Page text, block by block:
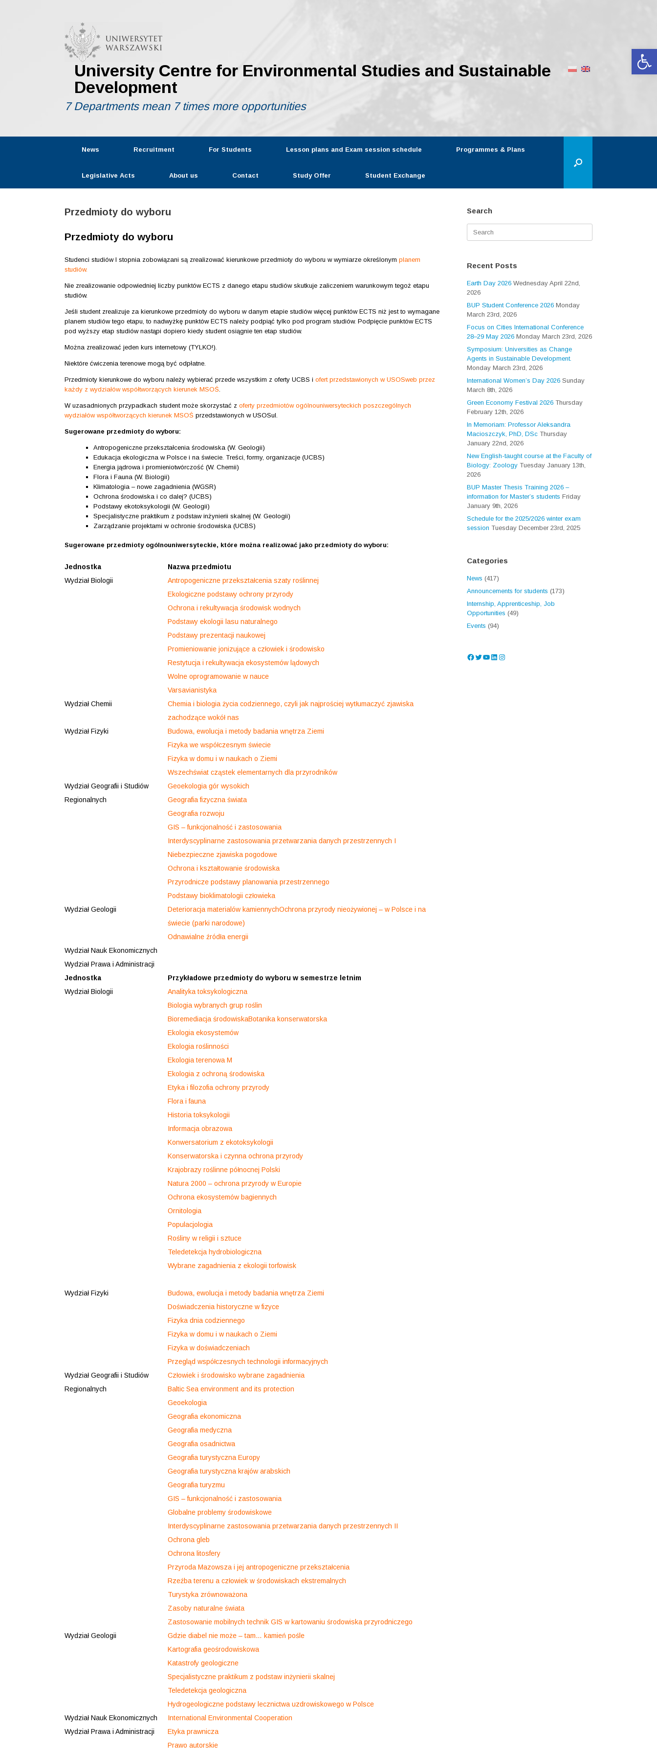
University Centre for Environmental Studies and Sustainable
Development
7 Departments mean 7 times more opportunities
News Recruitment For Students Lesson plans and Exam session schedule Programmes & Plans
Legislative Acts About us Contact Study Offer Student Exchange
Przedmioty do wyboru
Przedmioty do wyboru
Studenci studiów I stopnia zobowiązani są zrealizować kierunkowe przedmioty do wyboru w wymiarze określonym planem
studiów.
Nie zrealizowanie odpowiedniej liczby punktów ECTS z danego etapu studiów skutkuje zaliczeniem warunkowym tegoż etapu
studiów.
Jeśli student zrealizuje za kierunkowe przedmioty do wyboru w danym etapie studiów więcej punktów ECTS niż jest to wymagane
planem studiów tego etapu, to nadwyżkę punktów ECTS należy podpiąć tylko pod program studiów. Podpięcie punktów ECTS
pod wyższy etap studiów nastąpi dopiero kiedy student osiągnie ten etap studiów.
Można zrealizować jeden kurs internetowy (TYLKO!).
Niektóre ćwiczenia terenowe mogą być odpłatne.
Przedmioty kierunkowe do wyboru należy wybierać przede wszystkim z oferty UCBS i ofert przedstawionych w USOSweb przez
każdy z wydziałów współtworzących kierunek MSOŚ
W uzasadnionych przypadkach student może skorzystać z oferty przedmiotów ogólnouniwersyteckich poszczególnych
wydziałów współtworzących kierunek MSOŚ przedstawionych w USOSul.
Sugerowane przedmioty do wyboru:
Antropogeniczne przekształcenia środowiska (W. Geologii)
Edukacja ekologiczna w Polsce i na świecie. Treści, formy, organizacje (UCBS)
Energia jądrowa i promieniotwórczość (W. Chemii)
Flora i Fauna (W. Biologii)
Klimatologia – nowe zagadnienia (WGSR)
Ochrona środowiska i co dalej? (UCBS)
Podstawy ekotoksykologii (W. Geologii)
Specjalistyczne praktikum z podstaw inżynierii skalnej (W. Geologii)
Zarządzanie projektami w ochronie środowiska (UCBS)
Sugerowane przedmioty ogólnouniwersyteckie, które można realizować jako przedmioty do wyboru:
Jednostka
Nazwa przedmiotu
Wydział Biologii
Antropogeniczne przekształcenia szaty roślinnej
Ekologiczne podstawy ochrony przyrody
Ochrona i rekultywacja środowisk wodnych
Podstawy ekologii lasu naturalnego
Podstawy prezentacji naukowej
Promieniowanie jonizujące a człowiek i środowisko
Restytucja i rekultywacja ekosystemów lądowych
Wolne oprogramowanie w nauce
Varsavianistyka
Wydział Chemii
Chemia i biologia życia codziennego, czyli jak najprościej wytłumaczyć zjawiska
zachodzące wokół nas
Wydział Fizyki
Budowa, ewolucja i metody badania wnętrza Ziemi
Fizyka we współczesnym świecie
Fizyka w domu i w naukach o Ziemi
Wszechświat cząstek elementarnych dla przyrodników
Wydział Geografii i Studiów
Regionalnych
Geoekologia gór wysokich
Geografia fizyczna świata
Geografia rozwoju
GIS – funkcjonalność i zastosowania
Interdyscyplinarne zastosowania przetwarzania danych przestrzennych I
Niebezpieczne zjawiska pogodowe
Ochrona i kształtowanie środowiska
Przyrodnicze podstawy planowania przestrzennego
Podstawy bioklimatologii człowieka
Wydział Geologii
Deterioracja materialów kamiennychOchrona przyrody nieożywionej – w Polsce i na
świecie (parki narodowe)
Odnawialne źródła energii
Wydział Nauk Ekonomicznych
Wydział Prawa i Administracji
Jednostka
Przykładowe przedmioty do wyboru w semestrze letnim
Wydział Biologii
Analityka toksykologiczna
Biologia wybranych grup roślin
Bioremediacja środowiskaBotanika konserwatorska
Ekologia ekosystemów
Ekologia roślinności
Ekologia terenowa M
Ekologia z ochroną środowiska
Etyka i filozofia ochrony przyrody
Flora i fauna
Historia toksykologii
Informacja obrazowa
Konwersatorium z ekotoksykologii
Konserwatorska i czynna ochrona przyrody
Krajobrazy roślinne północnej Polski
Natura 2000 – ochrona przyrody w Europie
Ochrona ekosystemów bagiennych
Ornitologia
Populacjologia
Rośliny w religii i sztuce
Teledetekcja hydrobiologiczna
Wybrane zagadnienia z ekologii torfowisk
Wydział Fizyki
Budowa, ewolucja i metody badania wnętrza Ziemi
Doświadczenia historyczne w fizyce
Fizyka dnia codziennego
Fizyka w domu i w naukach o Ziemi
Fizyka w doświadczeniach
Przegląd współczesnych technologii informacyjnych
Wydział Geografii i Studiów
Regionalnych
Człowiek i środowisko wybrane zagadnienia
Baltic Sea environment and its protection
Geoekologia
Geografia ekonomiczna
Geografia medyczna
Geografia osadnictwa
Geografia turystyczna Europy
Geografia turystyczna krajów arabskich
Geografia turyzmu
GIS – funkcjonalność i zastosowania
Globalne problemy środowiskowe
Interdyscyplinarne zastosowania przetwarzania danych przestrzennych II
Ochrona gleb
Ochrona litosfery
Przyroda Mazowsza i jej antropogeniczne przekształcenia
Rzeźba terenu a człowiek w środowiskach ekstremalnych
Turystyka zrównoważona
Zasoby naturalne świata
Zastosowanie mobilnych technik GIS w kartowaniu środowiska przyrodniczego
Wydział Geologii
Gdzie diabel nie może – tam… kamień pośle
Kartografia geośrodowiskowa
Katastrofy geologiczne
Specjalistyczne praktikum z podstaw inżynierii skalnej
Teledetekcja geologiczna
Hydrogeologiczne podstawy lecznictwa uzdrowiskowego w Polsce
Wydział Nauk Ekonomicznych
International Environmental Cooperation
Wydział Prawa i Administracji
Etyka prawnicza
Prawo autorskie
Search
Recent Posts
Earth Day 2026 Wednesday April 22nd,
2026
BUP Student Conference 2026 Monday
March 23rd, 2026
Focus on Cities International Conference
28–29 May 2026 Monday March 23rd, 2026
Symposium: Universities as Change
Agents in Sustainable Development.
Monday March 23rd, 2026
International Women’s Day 2026 Sunday
March 8th, 2026
Green Economy Festival 2026 Thursday
February 12th, 2026
In Memoriam: Professor Aleksandra
Macioszczyk, PhD, DSc Thursday
January 22nd, 2026
New English-taught course at the Faculty of
Biology: Zoology Tuesday January 13th,
2026
BUP Master Thesis Training 2026 –
information for Master’s students Friday
January 9th, 2026
Schedule for the 2025/2026 winter exam
session Tuesday December 23rd, 2025
Categories
News (417)
Announcements for students (173)
Internship, Apprenticeship, Job
Opportunities (49)
Events (94)
Facebook
Twitter
YouTube
LinkedIn
Instagram